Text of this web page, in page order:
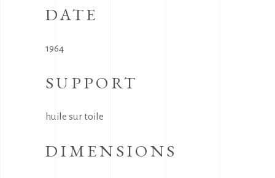
DATE
1964
SUPPORT
huile sur toile
DIMENSIONS